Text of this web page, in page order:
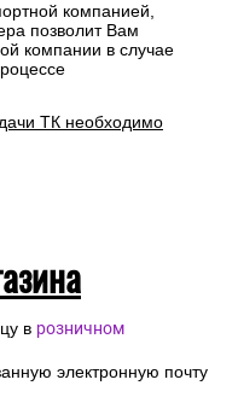
компанией,
позволит Вам
компании в случае
ТК необходимо
в розничном
электронную почту